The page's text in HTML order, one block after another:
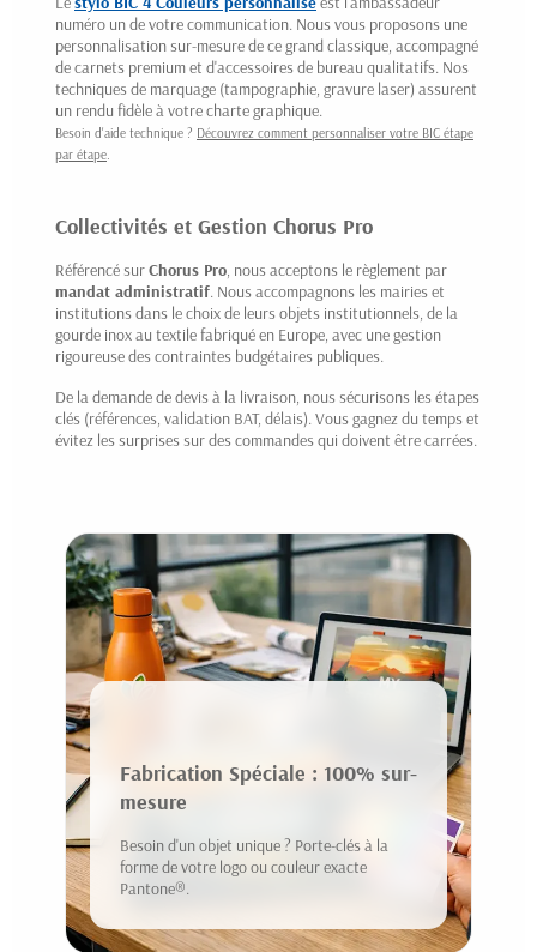
numéro un de votre communication. Nous vous proposons une
personnalisation sur-mesure de ce grand classique, accompagné
de carnets premium et d'accessoires de bureau qualitatifs. Nos
techniques de marquage (tampographie, gravure laser) assurent
un rendu fidèle à votre charte graphique.
Besoin d'aide technique ? Découvrez comment personnaliser votre BIC étape
par étape.
Collectivités et Gestion Chorus Pro
Référencé surChorus Pro, nous acceptons le règlement par
mandat administratif. Nous accompagnons les mairies et
institutions dans le choix de leurs objets institutionnels, de la
gourde inox au textile fabriqué en Europe, avec une gestion
rigoureuse des contraintes budgétaires publiques.
De la demande de devis à la livraison, nous sécurisons les étapes
clés (références, validation BAT, délais). Vous gagnez du temps et
évitez les surprises sur des commandes qui doivent être carrées.
Fabrication Spéciale : 100% sur-
mesure
Besoin d'un objet unique ? Porte-clés à la
forme de votre logo ou couleur exacte
Pantone®.